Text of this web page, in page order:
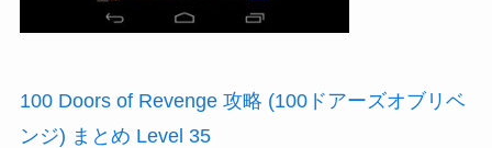
100 Doors of Revenge 攻略 (100ドアーズオブリベ
ンジ) まとめ Level 35